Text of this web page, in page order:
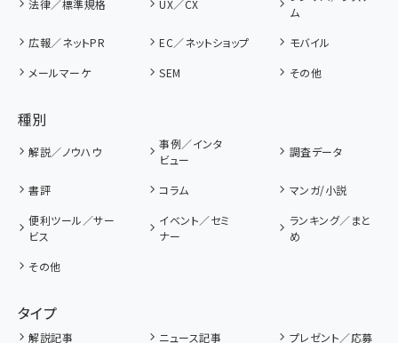
法律／標準規格 UX／CX
ム
広報／ネットPR
EC／ネットショップ
モバイル
メールマーケ
SEM その他
種別
解説／ノウハウ
事例／インタ
ビュー
調査データ
書評 コラム
マンガ/小説
便利ツール／サー
ビス
イベント／セミ
ナー
ランキング／まと
め
その他
タイプ
解説記事 ニュース記事
プレゼント／応募